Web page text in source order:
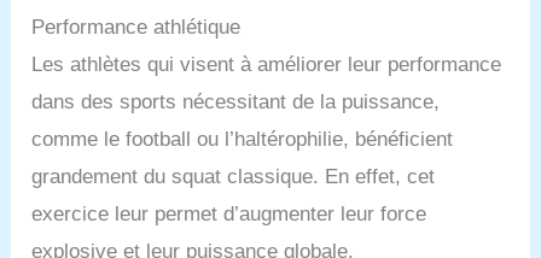
Performance athlétique
Les athlètes qui visent à améliorer leur performance
dans des sports nécessitant de la puissance,
comme le football ou l’haltérophilie, bénéficient
grandement du squat classique. En effet, cet
exercice leur permet d’augmenter leur force
explosive et leur puissance globale.